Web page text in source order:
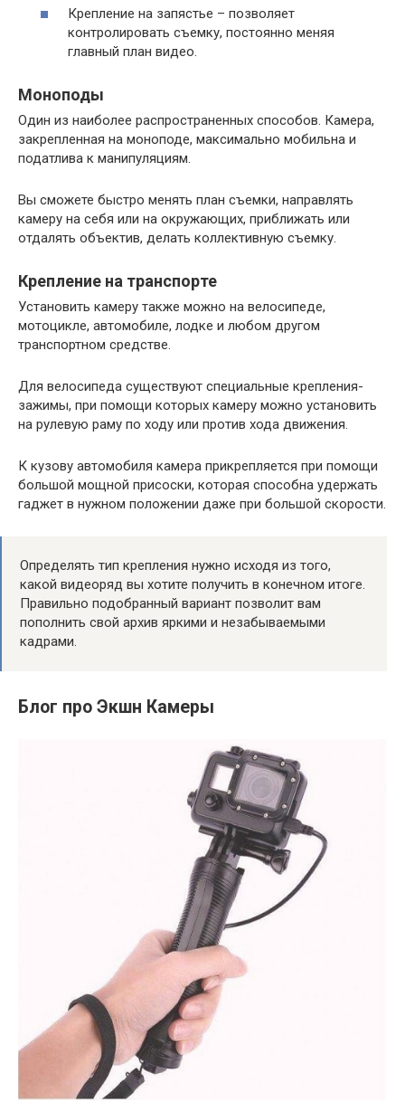
Крепление на запястье – позволяет
контролировать съемку, постоянно меняя
главный план видео.
Моноподы
Один из наиболее распространенных способов. Камера,
закрепленная на моноподе, максимально мобильна и
податлива к манипуляциям.
Вы сможете быстро менять план съемки, направлять
камеру на себя или на окружающих, приближать или
отдалять объектив, делать коллективную съемку.
Крепление на транспорте
Установить камеру также можно на велосипеде,
мотоцикле, автомобиле, лодке и любом другом
транспортном средстве.
Для велосипеда существуют специальные крепления-
зажимы, при помощи которых камеру можно установить
на рулевую раму по ходу или против хода движения.
К кузову автомобиля камера прикрепляется при помощи
большой мощной присоски, которая способна удержать
гаджет в нужном положении даже при большой скорости.
Определять тип крепления нужно исходя из того,
какой видеоряд вы хотите получить в конечном итоге.
Правильно подобранный вариант позволит вам
пополнить свой архив яркими и незабываемыми
кадрами.
Блог про Экшн Камеры